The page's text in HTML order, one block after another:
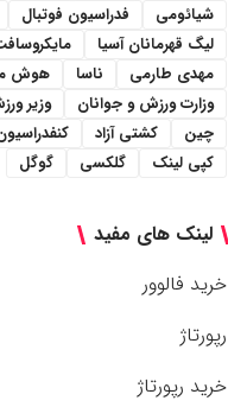
شیائومی
فدراسیون فوتبال
لیگ قهرمانان آسیا
مهدی طارمی
ناسا هوش
وزارت ورزش و جوانان
وزیر
چین
کشتی آزاد
کپی لینک
گلکسی گوگل
لینک های مفید
خرید فالوور
رپورتاژ
خرید رپورتاژ